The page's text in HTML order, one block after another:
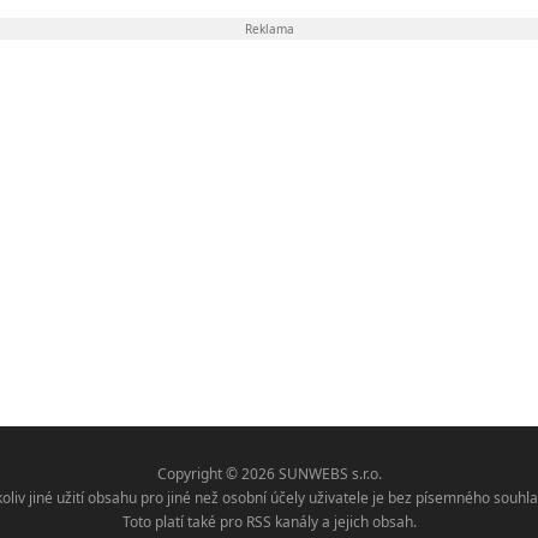
Reklama
Copyright © 2026 SUNWEBS s.r.o.
jiné užití obsahu pro jiné než osobní účely uživatele je bez písemného
Toto platí také pro RSS kanály a jejich obsah.